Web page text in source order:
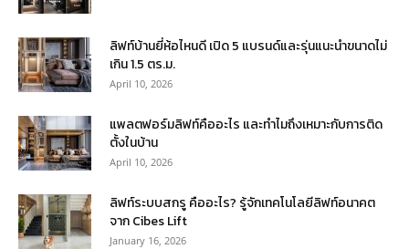
ลิฟท์บ้านยี่ห้อไหนดี เปิด 5 แบรนด์และรุ่นแนะนำขนาดไม่
เกิน 1.5 ตร.ม.
April 10, 2026
แพลตฟอร์มลิฟท์คืออะไร และทำไมถึงเหมาะกับการติด
ตั้งในบ้าน
April 10, 2026
ลิฟท์ระบบสกรู คืออะไร? รู้จักเทคโนโลยีลิฟท์อนาคต
จาก Cibes Lift
January 16, 2026